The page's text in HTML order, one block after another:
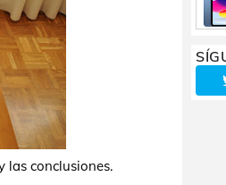
las conclusiones.